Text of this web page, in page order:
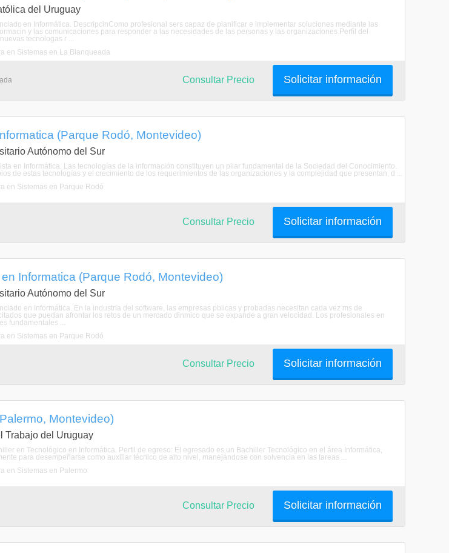
del Uruguay
en Informática. DescripcinComo profesional sers capaz de planificar e implementar soluciones mediante las
y las comunicaciones para responder a las necesidades de las personas y las organizaciones.Perfil del
tecnologas r ...
en Sistemas en La Blanqueada
Solicitar información
Consultar Precio
(Parque Rodó, Montevideo)
Autónomo del Sur
en Informática. Las tecnologías de la información constituyen un pilar fundamental de la Sociedad del Conocimiento.
de estas tecnologías y el crecimiento de los requerimientos de las organizaciones y la complejidad que presentan, d ...
en Sistemas en Parque Rodó
Solicitar información
Consultar Precio
Informatica (Parque Rodó, Montevideo)
Autónomo del Sur
en Informática. En la industria del software, las empresas pblicas y probadas necesitan cada vez ms de
que puedan afrontar los retos de un mercado dinmico que se expande a gran velocidad. Los profesionales en
fundamentales ...
en Sistemas en Parque Rodó
Solicitar información
Consultar Precio
Montevideo)
Trabajo del Uruguay
en Tecnológico en Informática. Perfil de egreso: El egresado es un Bachiller Tecnológico en el área Informática,
para desempeñarse como auxiliar técnico de alto nivel, manejándose con solvencia en las tareas ...
en Sistemas en Palermo
Solicitar información
Consultar Precio